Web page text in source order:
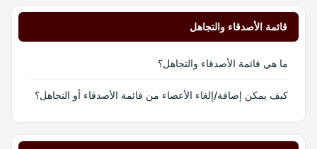
قائمة الأصدقاء والتجاهل
ما هي قائمة الأصدقاء والتجاهل؟
كيف يمكن إضافة/إلغاء الأعضاء من قائمة الأصدقاء أو التجاهل؟